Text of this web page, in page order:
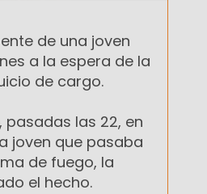
de una joven
a la espera de la
de cargo.
las 22, en
joven que pasaba
de fuego, la
el hecho.